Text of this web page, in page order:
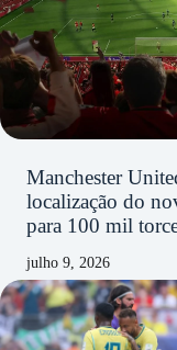
Manchester
localização do
para 100 mil
julho 9, 2026